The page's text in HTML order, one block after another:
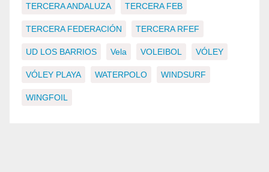
TERCERA ANDALUZA TERCERA FEB
TERCERA FEDERACIÓN TERCERA RFEF
UD LOS BARRIOS Vela VOLEIBOL VÓLEY
VÓLEY PLAYA WATERPOLO WINDSURF
WINGFOIL